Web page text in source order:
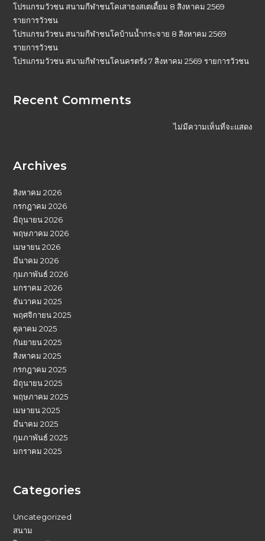
โปรแกรมวัวชน สนามกีฬาชนโคเสาธงสเตเดี้ยม 8 สิงหาคม 2569
รายการวัวชน
โปรแกรมวัวชน สนามกีฬาชนโคบ้านน้ำกระจาย 8 สิงหาคม 2569
รายการวัวชน
โปรแกรมวัวชน สนามกีฬาชนโคนครตรัง 7 สิงหาคม 2569 รายการวัวชน
Recent Comments
ไม่มีความเห็นที่จะแสดง
Archives
สิงหาคม 2026
กรกฎาคม 2026
มิถุนายน 2026
พฤษภาคม 2026
เมษายน 2026
มีนาคม 2026
กุมภาพันธ์ 2026
มกราคม 2026
ธันวาคม 2025
พฤศจิกายน 2025
ตุลาคม 2025
กันยายน 2025
สิงหาคม 2025
กรกฎาคม 2025
มิถุนายน 2025
พฤษภาคม 2025
เมษายน 2025
มีนาคม 2025
กุมภาพันธ์ 2025
มกราคม 2025
Categories
Uncategorized
สนาม